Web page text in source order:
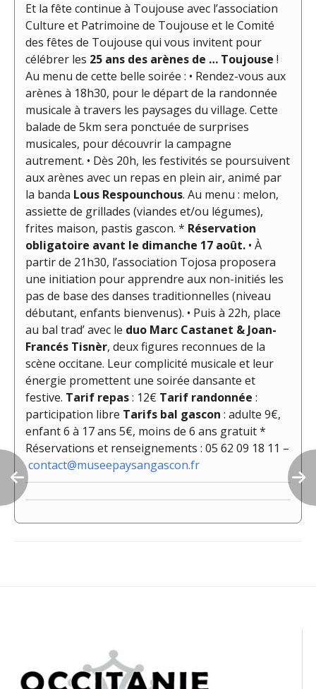
Et la fête continue à Toujouse avec l’association
Culture et Patrimoine de Toujouse et le Comité
des fêtes de Toujouse qui vous invitent pour
célébrer les 25 ans des arènes de … Toujouse !
Au menu de cette belle soirée : • Rendez-vous aux
arènes à 18h30, pour le départ de la randonnée
musicale à travers les paysages du village. Cette
balade de 5km sera ponctuée de surprises
musicales, pour découvrir la campagne
autrement. • Dès 20h, les festivités se poursuivent
aux arènes avec un repas en plein air, animé par
la banda Lous Respounchous. Au menu : melon,
assiette de grillades (viandes et/ou légumes),
frites maison, pastis gascon. * Réservation
obligatoire avant le dimanche 17 août. • À
partir de 21h30, l’association Tojosa proposera
une initiation pour apprendre aux non-initiés les
pas de base des danses traditionnelles (niveau
débutant, enfants bienvenus). • Puis à 22h, place
au bal trad’ avec le duo Marc Castanet & Joan-
Francés Tisnèr, deux figures reconnues de la
scène occitane. Leur complicité musicale et leur
énergie promettent une soirée dansante et
festive. Tarif repas: 12€ Tarif randonnée :
participation libre Tarifs bal gascon : adulte 9€,
enfant 6 à 17 ans 5€, moins de 6 ans gratuit *
Réservations et renseignements : 05 62 09 18 11 –
contact@museepaysangascon.fr